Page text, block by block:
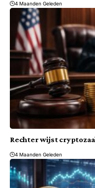
4 Maanden Geleden
Rechter wijst
4 Maanden Geleden